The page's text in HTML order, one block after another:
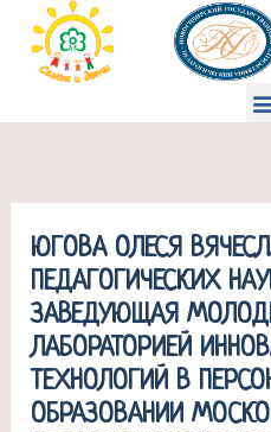
Перейти
содержимому
ЮГОВА ОЛЕСЯ
ПЕДАГОГИЧЕСКИХ
ЗАВЕДУЮЩАЯ
ЛАБОРАТОРИЕЙ
ТЕХНОЛОГИЙ В
ОБРАЗОВАНИИ